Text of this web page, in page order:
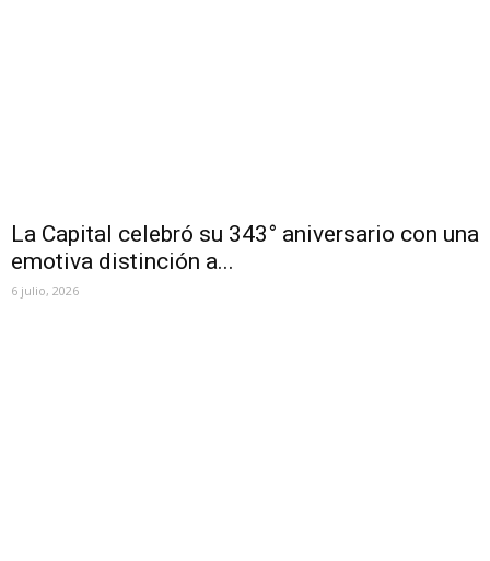
La Capital celebró su 343° aniversario con una
emotiva distinción a...
6 julio, 2026